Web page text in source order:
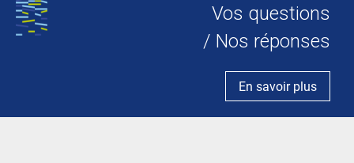
Vos questions
/ Nos réponses
En savoir plus